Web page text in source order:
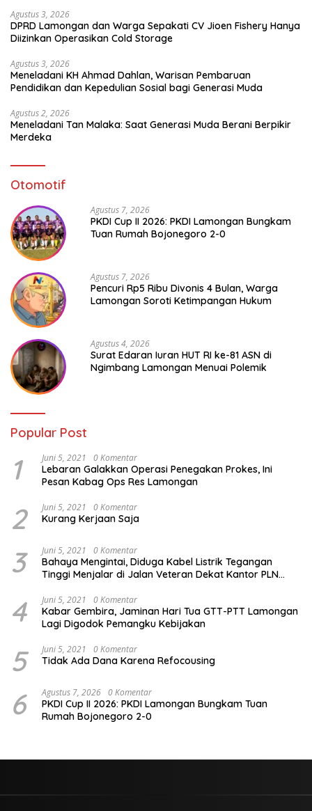
Agustus 3, 2026
DPRD Lamongan dan Warga Sepakati CV Jioen Fishery Hanya
Diizinkan Operasikan Cold Storage
Agustus 3, 2026
Meneladani KH Ahmad Dahlan, Warisan Pembaruan
Pendidikan dan Kepedulian Sosial bagi Generasi Muda
Agustus 2, 2026
Meneladani Tan Malaka: Saat Generasi Muda Berani Berpikir
Merdeka
Otomotif
Agustus 7, 2026
PKDI Cup II 2026: PKDI Lamongan Bungkam
Tuan Rumah Bojonegoro 2-0
Agustus 7, 2026
Pencuri Rp5 Ribu Divonis 4 Bulan, Warga
Lamongan Soroti Ketimpangan Hukum
Agustus 4, 2026
Surat Edaran Iuran HUT RI ke-81 ASN di
Ngimbang Lamongan Menuai Polemik
Popular Post
1 Juni 5, 2021 0 Komentar
Lebaran Galakkan Operasi Penegakan Prokes, Ini
Pesan Kabag Ops Res Lamongan
2 Juni 5, 2021 0 Komentar
Kurang Kerjaan Saja
3 Juni 5, 2021 0 Komentar
Bahaya Mengintai, Diduga Kabel Listrik Tegangan
Tinggi Menjalar di Jalan Veteran Dekat Kantor PLN
4 Juni 5, 2021 0 Komentar
Kabar Gembira, Jaminan Hari Tua GTT-PTT Lamongan
Lagi Digodok Pemangku Kebijakan
5 Juni 5, 2021 0 Komentar
Tidak Ada Dana Karena Refocousing
6 Agustus 7, 2026 0 Komentar
PKDI Cup II 2026: PKDI Lamongan Bungkam Tuan
Rumah Bojonegoro 2-0